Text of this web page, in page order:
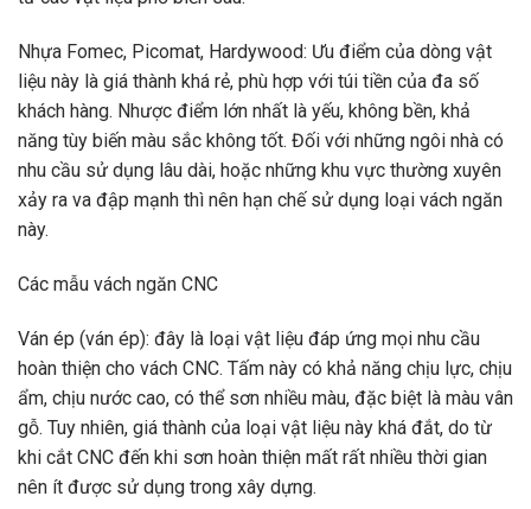
Nhựa Fomec, Picomat, Hardywood: Ưu điểm của dòng vật
liệu này là giá thành khá rẻ, phù hợp với túi tiền của đa số
khách hàng. Nhược điểm lớn nhất là yếu, không bền, khả
năng tùy biến màu sắc không tốt. Đối với những ngôi nhà có
nhu cầu sử dụng lâu dài, hoặc những khu vực thường xuyên
xảy ra va đập mạnh thì nên hạn chế sử dụng loại vách ngăn
này.
Các mẫu vách ngăn CNC
Ván ép (ván ép): đây là loại vật liệu đáp ứng mọi nhu cầu
hoàn thiện cho vách CNC. Tấm này có khả năng chịu lực, chịu
ẩm, chịu nước cao, có thể sơn nhiều màu, đặc biệt là màu vân
gỗ. Tuy nhiên, giá thành của loại vật liệu này khá đắt, do từ
khi cắt CNC đến khi sơn hoàn thiện mất rất nhiều thời gian
nên ít được sử dụng trong xây dựng.